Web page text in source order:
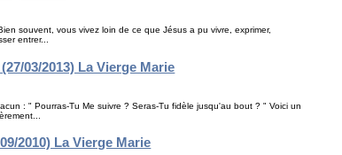
souvent, vous vivez loin de ce que Jésus a pu vivre, exprimer,
entrer...
03/2013) La Vierge Marie
: " Pourras-Tu Me suivre ? Seras-Tu fidèle jusqu'au bout ? " Voici un
2010) La Vierge Marie